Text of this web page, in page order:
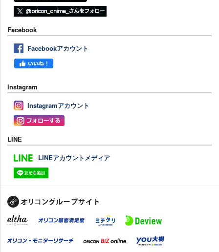
Facebook
Facebookアカウント
Instagram
Instagramアカウント
LINE
LINEアカウントメディア